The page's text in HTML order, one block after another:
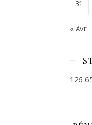
31
« Avr
126